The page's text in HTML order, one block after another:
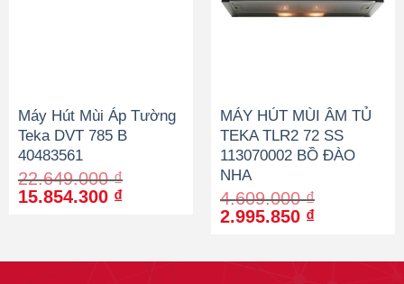
Máy Hút Mùi Áp Tường
Teka DVT 785 B
40483561
22.649.000₫
Original
15.854.300 ₫Current
MÁY HÚT MÙI ÂM TỦ
TEKA TLR2 72 SS
113070002 BỒ ĐÀO
NHA
4.609.000₫
Original
2.995.850 ₫Current